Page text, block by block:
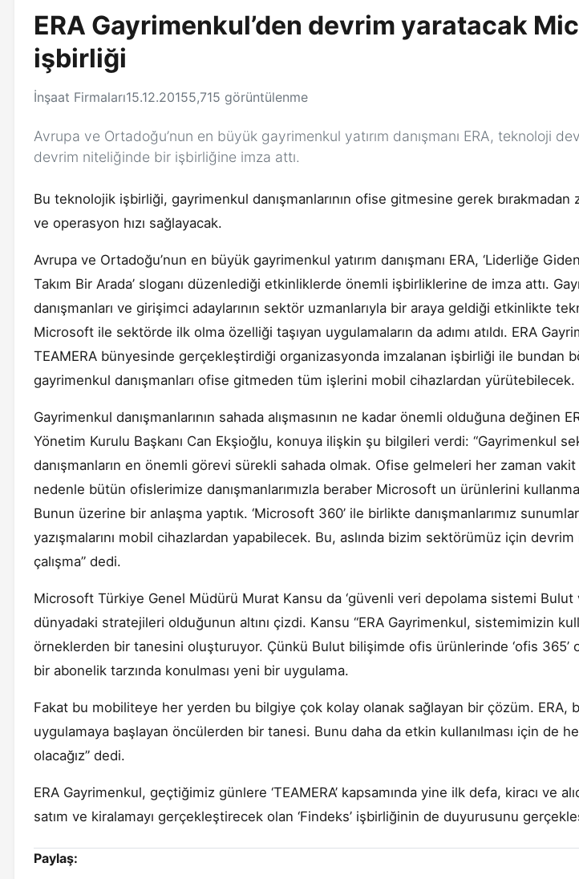
ERA Gayrimenkul’den devrim yaratacak
işbirliği
İnşaat Firmaları15.12.20155,715 görüntülenme
Avrupa ve Ortadoğu’nun en büyük gayrimenkul yatırım danışmanı ERA, teknoloji
devrim niteliğinde bir işbirliğine imza attı.
Bu teknolojik işbirliği, gayrimenkul danışmanlarının ofise gitmesine gerek bırakmadan
ve operasyon hızı sağlayacak.
Avrupa ve Ortadoğu’nun en büyük gayrimenkul yatırım danışmanı ERA, ‘Liderliğe
Takım Bir Arada’ sloganı düzenlediği etkinliklerde önemli işbirliklerine de imza attı.
danışmanları ve girişimci adaylarının sektör uzmanlarıyla bir araya geldiği etkinlikte
Microsoft ile sektörde ilk olma özelliği taşıyan uygulamaların da adımı atıldı. ERA
TEAMERA bünyesinde gerçekleştirdiği organizasyonda imzalanan işbirliği ile bundan
gayrimenkul danışmanları ofise gitmeden tüm işlerini mobil cihazlardan yürütebilecek.
Gayrimenkul danışmanlarının sahada alışmasının ne kadar önemli olduğuna değinen
Yönetim Kurulu Başkanı Can Ekşioğlu, konuya ilişkin şu bilgileri verdi: “Gayrimenkul
danışmanların en önemli görevi sürekli sahada olmak. Ofise gelmeleri her zaman vakit
nedenle bütün ofislerimize danışmanlarımızla beraber Microsoft un ürünlerini
Bunun üzerine bir anlaşma yaptık. ‘Microsoft 360’ ile birlikte danışmanlarımız
yazışmalarını mobil cihazlardan yapabilecek. Bu, aslında bizim sektörümüz için
çalışma” dedi.
Microsoft Türkiye Genel Müdürü Murat Kansu da ‘güvenli veri depolama sistemi Bulut
dünyadaki stratejileri olduğunun altını çizdi. Kansu “ERA Gayrimenkul, sistemimizin
örneklerden bir tanesini oluşturuyor. Çünkü Bulut bilişimde ofis ürünlerinde ‘ofis 365’
bir abonelik tarzında konulması yeni bir uygulama.
Fakat bu mobiliteye her yerden bu bilgiye çok kolay olanak sağlayan bir çözüm. ERA,
uygulamaya başlayan öncülerden bir tanesi. Bunu daha da etkin kullanılması için de
olacağız” dedi.
ERA Gayrimenkul, geçtiğimiz günlere ‘TEAMERA’ kapsamında yine ilk defa, kiracı ve
satım ve kiralamayı gerçekleştirecek olan ‘Findeks’ işbirliğinin de duyurusunu
Paylaş: